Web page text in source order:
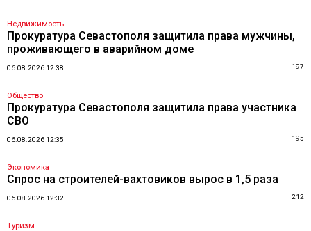
Недвижимость
Прокуратура Севастополя защитила права мужчины,
проживающего в аварийном доме
06.08.2026 12:38 197
Общество
Прокуратура Севастополя защитила права участника
СВО
06.08.2026 12:35 195
Экономика
Спрос на строителей-вахтовиков вырос в 1,5 раза
06.08.2026 12:32 212
Туризм